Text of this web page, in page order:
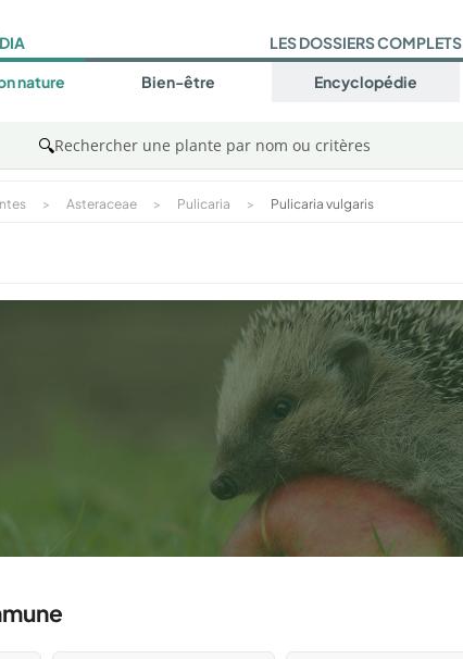
nature
LES DOSSIERS COMPLETS
Bien-être Encyclopédie
🔍Rechercher une plante par nom ou critères
> Asteraceae > Pulicaria > Pulicaria vulgaris